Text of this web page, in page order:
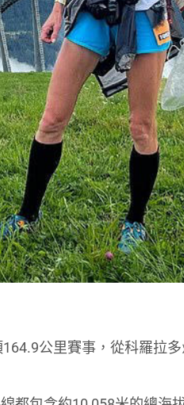
公里賽事，從科羅拉